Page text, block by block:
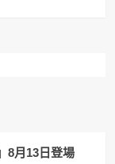
8月13日登場